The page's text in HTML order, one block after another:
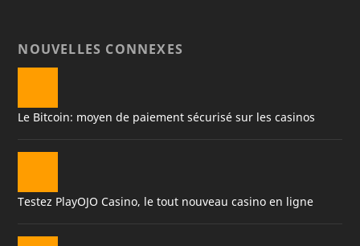
NOUVELLES CONNEXES
Le Bitcoin: moyen de paiement sécurisé sur les casinos
Testez PlayOJO Casino, le tout nouveau casino en ligne